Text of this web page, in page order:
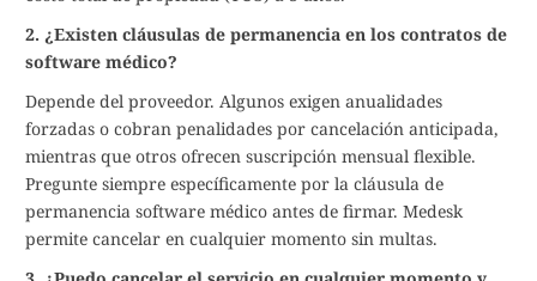
2. ¿Existen cláusulas de permanencia en los contratos de
software médico?
Depende del proveedor. Algunos exigen anualidades
forzadas o cobran penalidades por cancelación anticipada,
mientras que otros ofrecen suscripción mensual flexible.
Pregunte siempre específicamente por la cláusula de
permanencia software médico antes de firmar. Medesk
permite cancelar en cualquier momento sin multas.